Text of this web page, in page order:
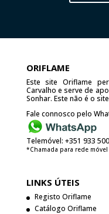
ORIFLAME
Este site Oriflame
Carvalho e serve de
Sonhar. Este não é o
Fale connosco pelo
Telemóvel: +351 933
*Chamada para rede
LINKS ÚTEIS
Registo Oriflame
Catálogo Oriflame